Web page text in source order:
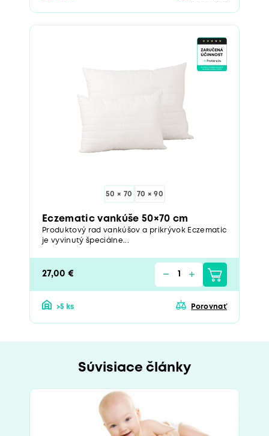
50 × 70 70 × 90
Eczematic vankúše 50×70 cm
Produktový rad vankúšov a prikrývok Eczematic
je vyvinutý špeciálne...
27,00 €
>5 ks Porovnať
Súvisiace články